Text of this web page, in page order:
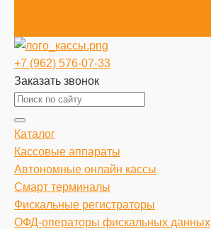
+7 (962) 576-07-33
Заказать звонок
Каталог
Кассовые аппараты
Автономные онлайн кассы
Смарт терминалы
Фискальные регистраторы
ОФД-операторы фискальных данных